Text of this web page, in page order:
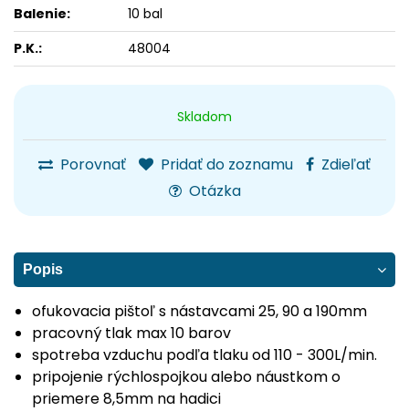
Skladom
Porovnať Pridať do zoznamu
Zdieľať
Otázka
Balenie:
10 bal
P.K.:
48004
Popis
ofukovacia pištoľ s nástavcami 25, 90 a 190mm
pracovný tlak max 10 barov
spotreba vzduchu podľa tlaku od 110 - 300L/min.
pripojenie rýchlospojkou alebo náustkom o
priemere 8,5mm na hadici